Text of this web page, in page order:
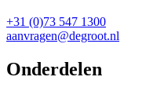
+31 (0)73 547 1300
aanvragen@degroot.nl
Onderdelen